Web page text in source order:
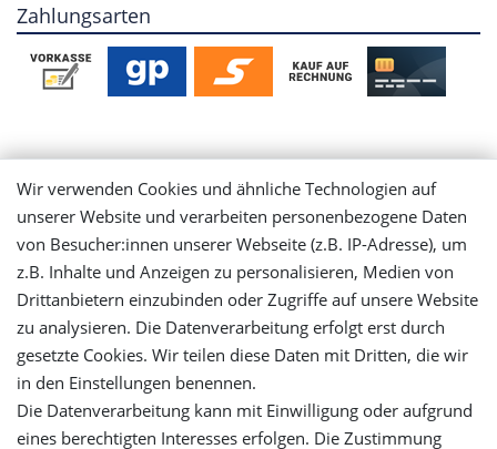
Zahlungsarten
Mein Konto
Login
Registrieren
Versandinformationen
Let's stay connected
Wir verwenden Cookies und ähnliche Technologien auf
unserer Website und verarbeiten personenbezogene Daten
von Besucher:innen unserer Webseite (z.B. IP-Adresse), um
z.B. Inhalte und Anzeigen zu personalisieren, Medien von
Drittanbietern einzubinden oder Zugriffe auf unsere Website
zu analysieren. Die Datenverarbeitung erfolgt erst durch
gesetzte Cookies. Wir teilen diese Daten mit Dritten, die wir
in den Einstellungen benennen.
Die Datenverarbeitung kann mit Einwilligung oder aufgrund
eines berechtigten Interesses erfolgen. Die Zustimmung